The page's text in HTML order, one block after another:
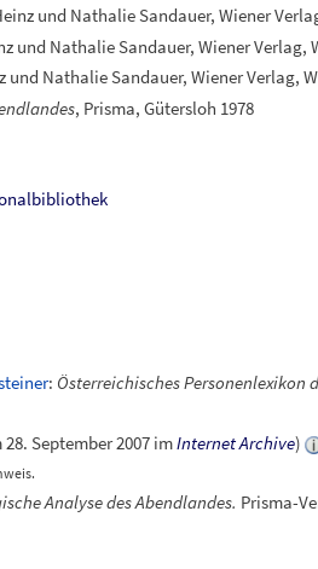
und Nathalie Sandauer, Wiener
und Nathalie Sandauer, Wiener Verlag,
und Nathalie Sandauer, Wiener Verlag,
, Prisma, Gütersloh 1978
: Österreichisches Personenlexikon
28. September 2007 imInternet Archive)
Analyse des Abendlandes. Prisma-